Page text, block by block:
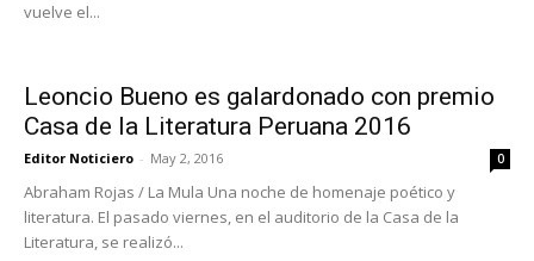
vuelve el...
Leoncio Bueno es galardonado con premio
Casa de la Literatura Peruana 2016
Editor Noticiero - May 2, 2016 0
Abraham Rojas / La Mula Una noche de homenaje poético y
literatura. El pasado viernes, en el auditorio de la Casa de la
Literatura, se realizó...